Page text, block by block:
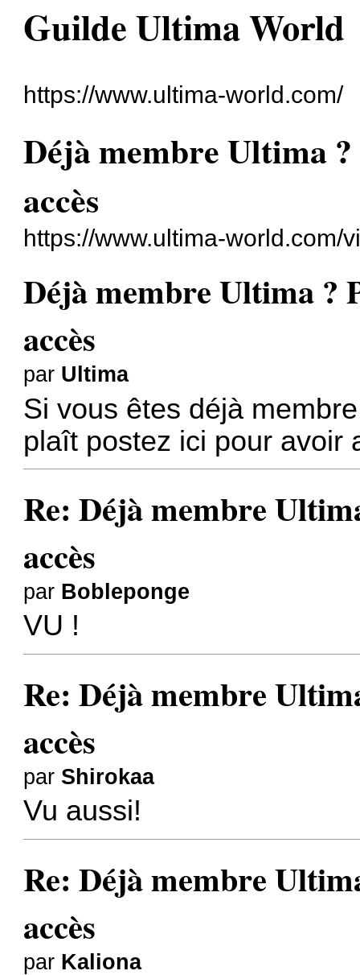
Guilde Ultima World
https://www.ultima-world.com/
Déjà membre Ultima
accès
https://www.ultima-world.com/
Déjà membre Ultima ?
accès
par Ultima
Si vous êtes déjà
plaît postez ici pour avoir
Re: Déjà membre
accès
par Bobleponge
VU !
Re: Déjà membre
accès
par Shirokaa
Vu aussi!
Re: Déjà membre
accès
par Kaliona